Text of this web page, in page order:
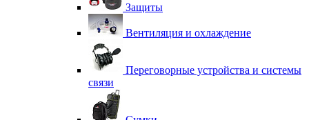
Защиты
Вентиляция и охлаждение
Переговорные устройства и системы
связи